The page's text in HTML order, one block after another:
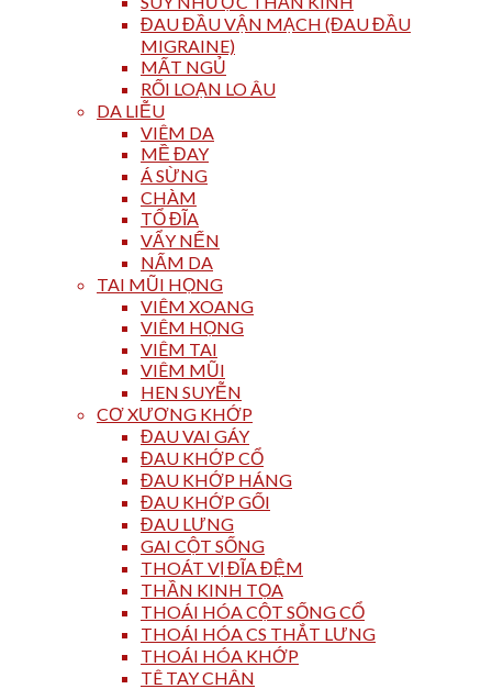
ĐAU ĐẦU VẬN MẠCH (ĐAU ĐẦU
MIGRAINE)
MẤT NGỦ
RỐI LOẠN LO ÂU
DA LIỄU
VIÊM DA
MỀ ĐAY
Á SỪNG
CHÀM
TỔ ĐĨA
VẨY NẾN
NẤM DA
TAI MŨI HỌNG
VIÊM XOANG
VIÊM HỌNG
VIÊM TAI
VIÊM MŨI
HEN SUYỄN
CƠ XƯƠNG KHỚP
ĐAU VAI GÁY
ĐAU KHỚP CỔ
ĐAU KHỚP HÁNG
ĐAU KHỚP GỐI
ĐAU LƯNG
GAI CỘT SỐNG
THOÁT VỊ ĐĨA ĐỆM
THẦN KINH TỌA
THOÁI HÓA CỘT SỐNG CỔ
THOÁI HÓA CS THẮT LƯNG
THOÁI HÓA KHỚP
TÊ TAY CHÂN